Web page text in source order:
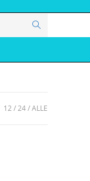
12 24 ALLE